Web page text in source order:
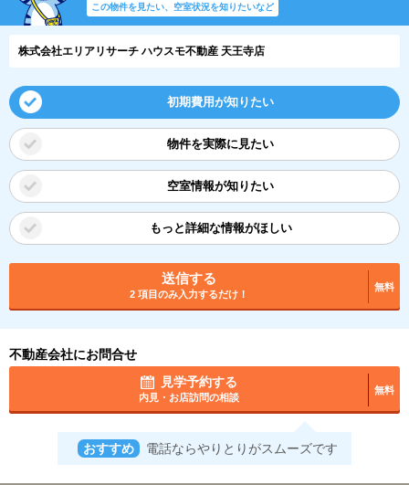
この物件を見たい、空室状況を知りたいなど
株式会社エリアリサーチ ハウスモ不動産 天王寺店
初期費用が知りたい
物件を実際に見たい
空室情報が知りたい
もっと詳細な情報がほしい
送信する
2 項目のみ入力するだけ！
無料
不動産会社にお問合せ
見学予約する
内見・お店訪問の相談
無料
おすすめ 電話ならやりとりがスムーズです